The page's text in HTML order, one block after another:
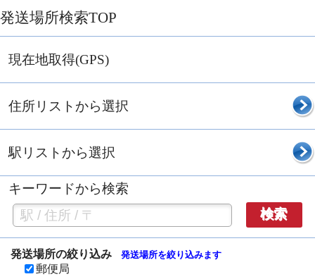
発送場所検索TOP
現在地取得(GPS)
住所リストから選択
駅リストから選択
キーワードから検索
検索
発送場所の絞り込み 発送場所を絞り込みます
郵便局